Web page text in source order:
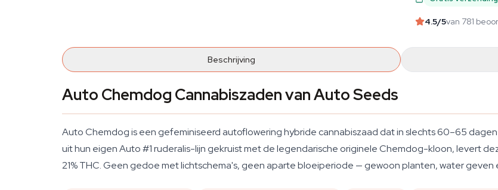
4.5/5van 781
Beschrijving
Auto Chemdog Cannabiszaden van Auto Seeds
Auto Chemdog is een gefeminiseerd autoflowering hybride cannabiszaad dat in slechts 60–65
uit hun eigen Auto #1 ruderalis-lijn gekruist met de legendarische originele Chemdog-kloon, levert
21% THC. Geen gedoe met lichtschema's, geen aparte bloeiperiode — gewoon planten, water geven